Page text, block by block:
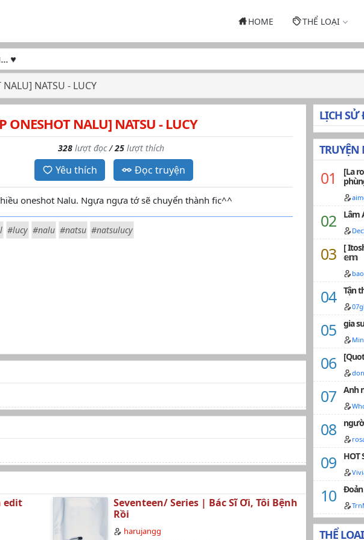
HOME THỂ LOẠI
NATSU - LUCY
ONESHOT NALU] NATSU - LUCY
328 lượt đọc/25 lượt thích
Yêu thích Đọc truyện
oneshot Nalu. Ngựa ngựa tớ sẽ chuyển thành fic^^
#lucy #nalu #natsu #natsulucy
edit
Seventeen/ Series | Bác Sĩ Ơi, Tôi Bệnh
Rồi
harujangg
LỊCH SỬ
[La
Lâm
[
𝕖𝕞
Tận
gia
Anh
HOT
Đoản
THỂ LOẠI